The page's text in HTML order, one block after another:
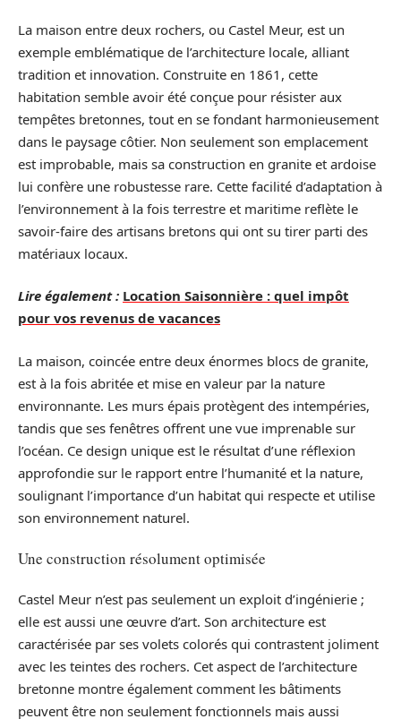
La maison entre deux rochers, ou Castel Meur, est un
exemple emblématique de l’architecture locale, alliant
tradition et innovation. Construite en 1861, cette
habitation semble avoir été conçue pour résister aux
tempêtes bretonnes, tout en se fondant harmonieusement
dans le paysage côtier. Non seulement son emplacement
est improbable, mais sa construction en granite et ardoise
lui confère une robustesse rare. Cette facilité d’adaptation à
l’environnement à la fois terrestre et maritime reflète le
savoir-faire des artisans bretons qui ont su tirer parti des
matériaux locaux.
Lire également : Location Saisonnière : quel impôt
pour vos revenus de vacances
La maison, coincée entre deux énormes blocs de granite,
est à la fois abritée et mise en valeur par la nature
environnante. Les murs épais protègent des intempéries,
tandis que ses fenêtres offrent une vue imprenable sur
l’océan. Ce design unique est le résultat d’une réflexion
approfondie sur le rapport entre l’humanité et la nature,
soulignant l’importance d’un habitat qui respecte et utilise
son environnement naturel.
Une construction résolument optimisée
Castel Meur n’est pas seulement un exploit d’ingénierie ;
elle est aussi une œuvre d’art. Son architecture est
caractérisée par ses volets colorés qui contrastent joliment
avec les teintes des rochers. Cet aspect de l’architecture
bretonne montre également comment les bâtiments
peuvent être non seulement fonctionnels mais aussi